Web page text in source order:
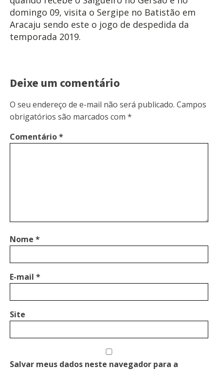
domingo 09, visita o Sergipe no Batistão em
Aracaju sendo este o jogo de despedida da
temporada 2019.
Deixe um comentário
O seu endereço de e-mail não será publicado. Campos
obrigatórios são marcados com *
Comentário*
Nome *
E-mail *
Site
Salvar meus dados neste navegador para a